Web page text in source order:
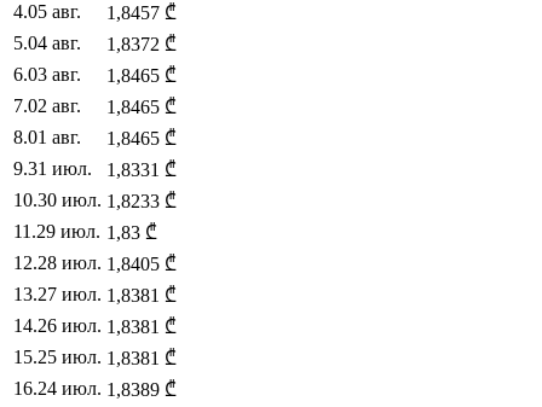
4.05 авг. 1,8457 ₾
5.04 авг. 1,8372 ₾
6.03 авг. 1,8465 ₾
7.02 авг. 1,8465 ₾
8.01 авг. 1,8465 ₾
9.31 июл. 1,8331 ₾
10.30 июл. 1,8233 ₾
11 .29 июл. 1,83 ₾
12.28 июл. 1,8405 ₾
13.27 июл. 1,8381 ₾
14.26 июл. 1,8381 ₾
15.25 июл. 1,8381 ₾
16.24 июл. 1,8389 ₾